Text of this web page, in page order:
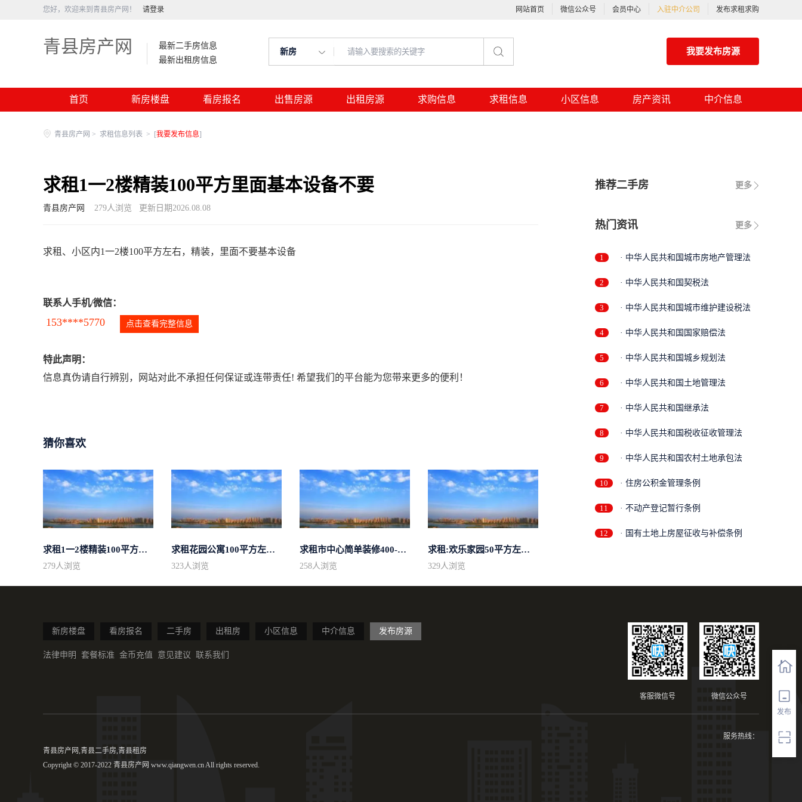
您好，欢迎来到青县房产网！ 请登录 网站首页 微信公众号 会员中心 入驻中介公司 发布求租求购
青县房产网
最新二手房信息
最新出租房信息
新房 我要发布房源
首页 新房楼盘 看房报名 出售房源 出租房源 求购信息 求租信息 小区信息 房产资讯 中介信息
发布
青县房产网 > 求租信息列表 > [我要发布信息]
求租1一2楼精装100平方里面基本设备不要
青县房产网 279人浏览 更新日期2026.08.08
求租、小区内1一2楼100平方左右，精装，里面不要基本设备
联系人手机/微信：
153****5770 点击查看完整信息
特此声明：
信息真伪请自行辨别，网站对此不承担任何保证或连带责任! 希望我们的平台能为您带来更多的便利！
猜你喜欢
求租1一2楼精装100平方里面基本设备不...
279人浏览
求租花园公寓100平方左右，电梯房
323人浏览
求租市中心简单装修400-500
258人浏览
求租:欢乐家园50平方左右的单身公寓廉...
329人浏览
更多
推荐二手房
更多
热门资讯
1 · 中华人民共和国城市房地产管理法
2 · 中华人民共和国契税法
3 · 中华人民共和国城市维护建设税法
4 · 中华人民共和国国家赔偿法
5 · 中华人民共和国城乡规划法
6 · 中华人民共和国土地管理法
7 · 中华人民共和国继承法
8 · 中华人民共和国税收征收管理法
9 · 中华人民共和国农村土地承包法
10 · 住房公积金管理条例
11 · 不动产登记暂行条例
12 · 国有土地上房屋征收与补偿条例
新房楼盘 看房报名 二手房 出租房 小区信息 中介信息 发布房源
法律申明 套餐标准 金币充值 意见建议 联系我们
微信公众号
客服微信号
服务热线：
青县房产网,青县二手房,青县租房
Copyright © 2017-2022 青县房产网 www.qiangwen.cn All rights reserved.